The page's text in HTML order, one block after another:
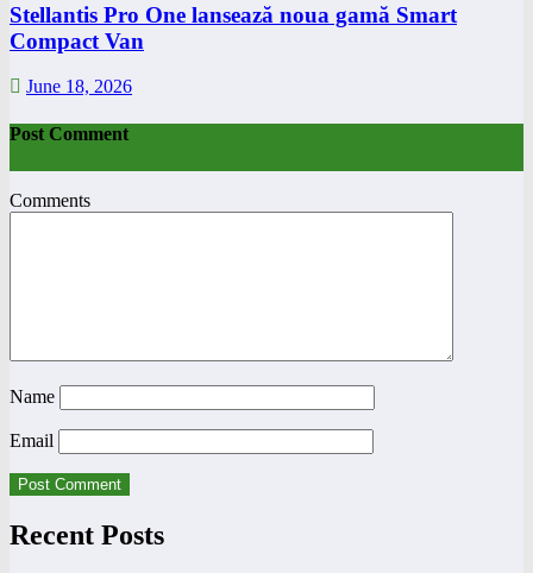
Stellantis Pro One lansează noua gamă Smart
Compact Van
June 18, 2026
Post Comment
Comments
Name
Email
Recent Posts